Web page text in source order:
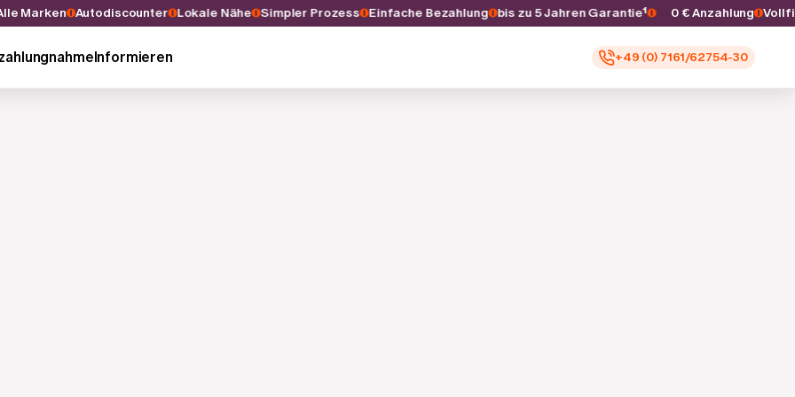
Alle Marken Autodiscounter Lokale Nähe Simpler Prozess Einfache Bezahlung bis zu 5 Jahren Garantie¹ 0 € Anzahlung
Informieren +49 (0) 7161/62754-30